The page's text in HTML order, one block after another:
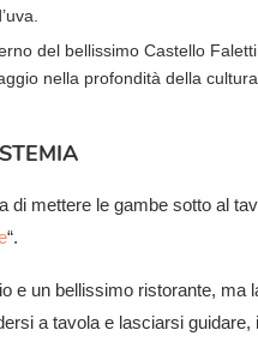
del bellissimo Castello
nella profondità della
di mettere le gambe sotto al
“.
e un bellissimo ristorante, ma
a tavola e lasciarsi